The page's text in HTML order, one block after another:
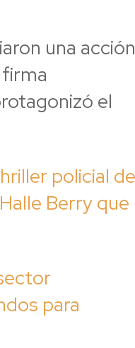
una acción
el
policial de
Berry que
para